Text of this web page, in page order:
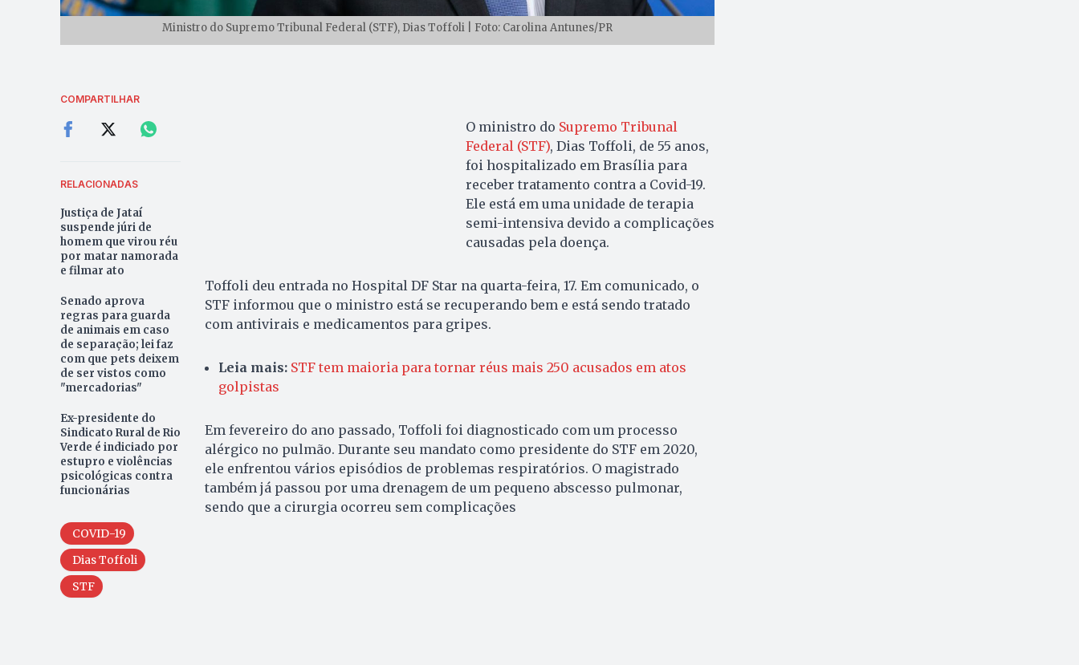
Ministro do Supremo Tribunal Federal (STF), Dias Toffoli | Foto: Carolina Antunes/PR
COMPARTILHAR
RELACIONADAS
Justiça de Jataí
suspende júri de
homem que virou réu
por matar namorada
e filmar ato
Senado aprova
regras para guarda
de animais em caso
de separação; lei faz
com que pets deixem
de ser vistos como
"mercadorias"
Ex-presidente do
Sindicato Rural de Rio
Verde é indiciado por
estupro e violências
psicológicas contra
funcionárias
COVID-19
Dias Toffoli
STF
O ministro do Supremo Tribunal
Federal (STF), Dias Toffoli, de 55 anos,
foi hospitalizado em Brasília para
receber tratamento contra a Covid-19.
Ele está em uma unidade de terapia
semi-intensiva devido a complicações
causadas pela doença.
Toffoli deu entrada no Hospital DF Star na quarta-feira, 17. Em comunicado, o
STF informou que o ministro está se recuperando bem e está sendo tratado
com antivirais e medicamentos para gripes.
Leia mais: STF tem maioria para tornar réus mais 250 acusados em atos
golpistas
Em fevereiro do ano passado, Toffoli foi diagnosticado com um processo
alérgico no pulmão. Durante seu mandato como presidente do STF em 2020,
ele enfrentou vários episódios de problemas respiratórios. O magistrado
também já passou por uma drenagem de um pequeno abscesso pulmonar,
sendo que a cirurgia ocorreu sem complicações